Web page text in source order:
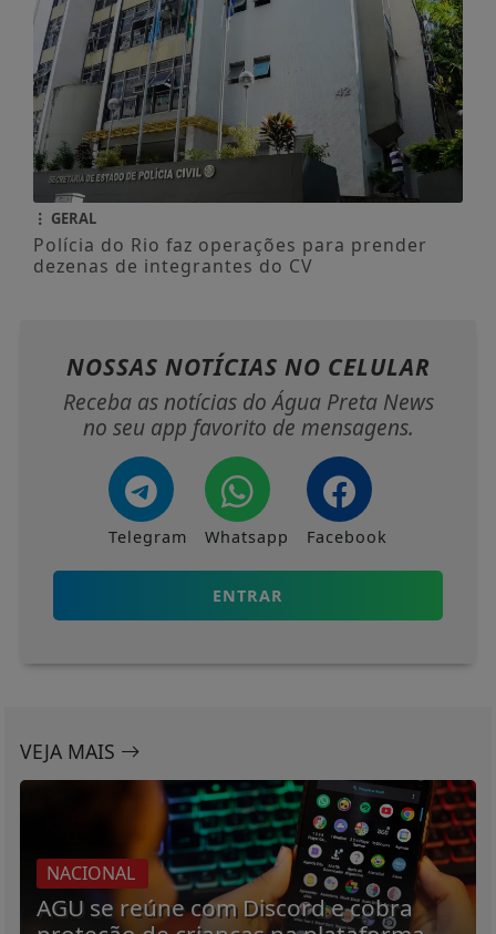
GERAL
Polícia do Rio faz operações para prender
dezenas de integrantes do CV
NOSSAS NOTÍCIAS NO CELULAR
Receba as notícias do Água Preta News
no seu app favorito de mensagens.
Telegram Whatsapp Facebook
ENTRAR
VEJA MAIS
NACIONAL
AGU se reúne com Discord e cobra